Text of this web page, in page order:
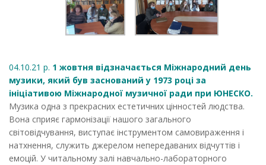
04.10.21 р. 1 жовтня відзначається Міжнародний день
музики, який був заснований у 1973 році за
ініціативою Міжнародної музичної ради при ЮНЕСКО.
Музика одна з прекрасних естетичних цінностей людства.
Вона сприяє гармонізації нашого загального
світовідчування, виступає інструментом самовираження і
натхнення, служить джерелом непередаваних відчуттів і
емоцій. У читальному залі навчально-лабораторного